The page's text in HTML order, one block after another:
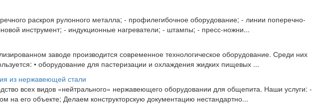
раскроя рулонного металла; - профилегибочное оборудование; - линии поперечно-
инструмент; - индукционные нагреватели; - штампы; - пресс-ножни...
заводе производится современное технологическое оборудование. Среди них
• оборудование для пастеризации и охлаждения жидких пищевых ...
из нержавеющей стали
всех видов «нейтрального» нержавеющего оборудовании для общепита. Наши услуги: -
на его объекте; Делаем конструкторскую документацию нестандартно...